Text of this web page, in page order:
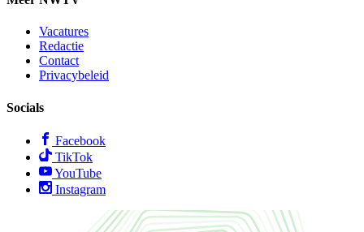
Vacatures
Redactie
Contact
Privacybeleid
Socials
Facebook
TikTok
YouTube
Instagram